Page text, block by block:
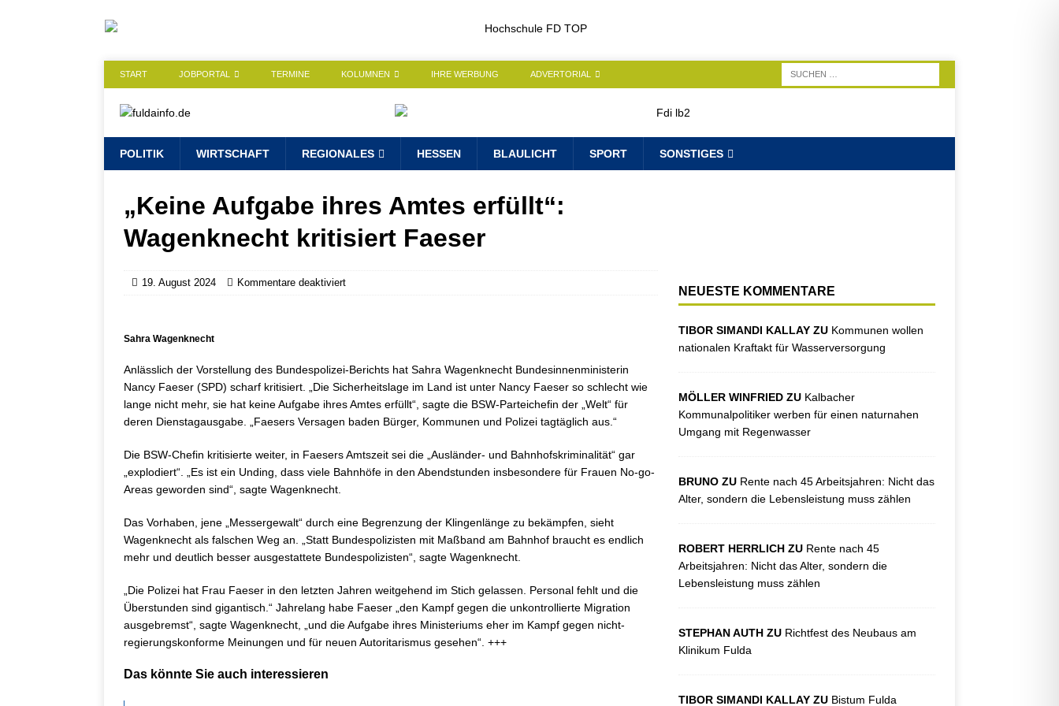
START JOBPORTAL TERMINE KOLUMNEN IHRE WERBUNG ADVERTORIAL
POLITIK WIRTSCHAFT REGIONALES HESSEN BLAULICHT SPORT SONSTIGES
„Keine Aufgabe ihres Amtes erfüllt“:
Wagenknecht kritisiert Faeser
19. August 2024 Kommentare deaktiviert
Sahra Wagenknecht
Anlässlich der Vorstellung des Bundespolizei-Berichts hat Sahra Wagenknecht Bundesinnenministerin
Nancy Faeser (SPD) scharf kritisiert. „Die Sicherheitslage im Land ist unter Nancy Faeser so schlecht wie
lange nicht mehr, sie hat keine Aufgabe ihres Amtes erfüllt“, sagte die BSW-Parteichefin der „Welt“ für
deren Dienstagausgabe. „Faesers Versagen baden Bürger, Kommunen und Polizei tagtäglich aus.“
Die BSW-Chefin kritisierte weiter, in Faesers Amtszeit sei die „Ausländer- und Bahnhofskriminalität“ gar
„explodiert“. „Es ist ein Unding, dass viele Bahnhöfe in den Abendstunden insbesondere für Frauen No-go-
Areas geworden sind“, sagte Wagenknecht.
Das Vorhaben, jene „Messergewalt“ durch eine Begrenzung der Klingenlänge zu bekämpfen, sieht
Wagenknecht als falschen Weg an. „Statt Bundespolizisten mit Maßband am Bahnhof braucht es endlich
mehr und deutlich besser ausgestattete Bundespolizisten“, sagte Wagenknecht.
„Die Polizei hat Frau Faeser in den letzten Jahren weitgehend im Stich gelassen. Personal fehlt und die
Überstunden sind gigantisch.“ Jahrelang habe Faeser „den Kampf gegen die unkontrollierte Migration
ausgebremst“, sagte Wagenknecht, „und die Aufgabe ihres Ministeriums eher im Kampf gegen nicht-
regierungskonforme Meinungen und für neuen Autoritarismus gesehen“. +++
Das könnte Sie auch interessieren
NEUESTE KOMMENTARE
TIBOR SIMANDI KALLAY ZU Kommunen wollen
nationalen Kraftakt für Wasserversorgung
MÖLLER WINFRIED ZU Kalbacher
Kommunalpolitiker werben für einen naturnahen
Umgang mit Regenwasser
BRUNO ZU Rente nach 45 Arbeitsjahren: Nicht das
Alter, sondern die Lebensleistung muss zählen
ROBERT HERRLICH ZU Rente nach 45
Arbeitsjahren: Nicht das Alter, sondern die
Lebensleistung muss zählen
STEPHAN AUTH ZU Richtfest des Neubaus am
Klinikum Fulda
TIBOR SIMANDI KALLAY ZU Bistum Fulda